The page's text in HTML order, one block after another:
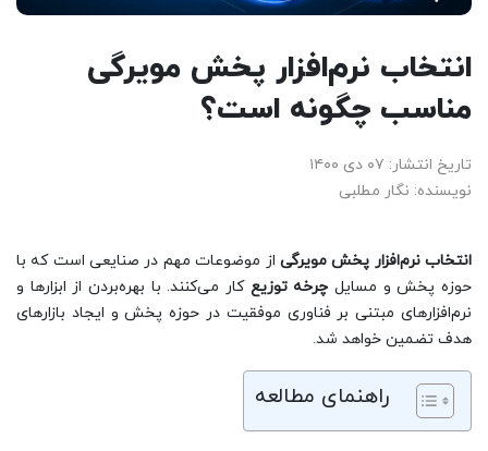
انتخاب نرم‌افزار پخش مویرگی
مناسب چگونه است؟
تاریخ انتشار: ۰۷ دی ۱۴۰۰
نویسنده: نگار مطلبی
انتخاب نرم‌افزار پخش مویرگی از موضوعات مهم در صنایعی است که با
حوزه پخش و مسایل چرخه توزیع کار می‌کنند. با بهره‌بردن از ابزارها و
نرم‌افزارهای مبتنی بر فناوری موفقیت در حوزه پخش و ایجاد بازارهای
هدف تضمین خواهد شد.
راهنمای مطالعه